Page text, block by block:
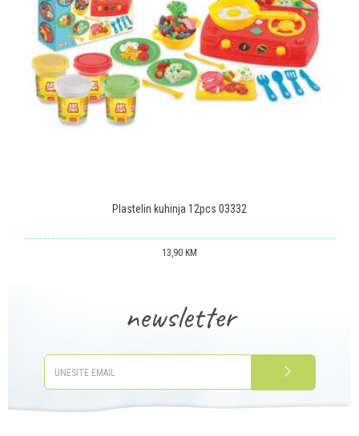
Plastelin kuhinja 12pcs 03332
13,90 KM
newsletter
PRIJAVITE SE